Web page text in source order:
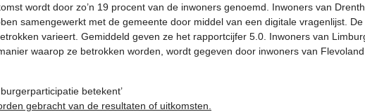
wordt door zo’n 19 procent van de inwoners genoemd. Inwoners van
samengewerkt met de gemeente door middel van een digitale vragenlijst.
varieert. Gemiddeld geven ze het rapportcijfer 5.0. Inwoners van
waarop ze betrokken worden, wordt gegeven door inwoners van
betekent’
gebracht van de resultaten of uitkomsten.